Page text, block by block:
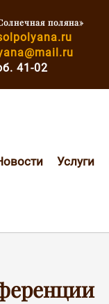
поляна»
41-02
Услуги